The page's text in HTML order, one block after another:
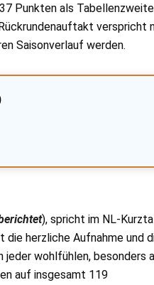
Punkten als
verspricht
Saisonverlauf werden.
), spricht im NL-
die herzliche Aufnahme und
jeder wohlfühlen, besonders
auf insgesamt 119